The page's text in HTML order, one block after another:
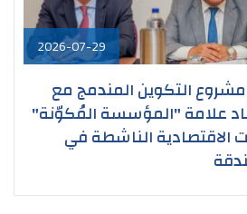
2026-07-29
التكوين المندمج مع
علامة "المؤسسة المُكوّنة"
الناشطة في